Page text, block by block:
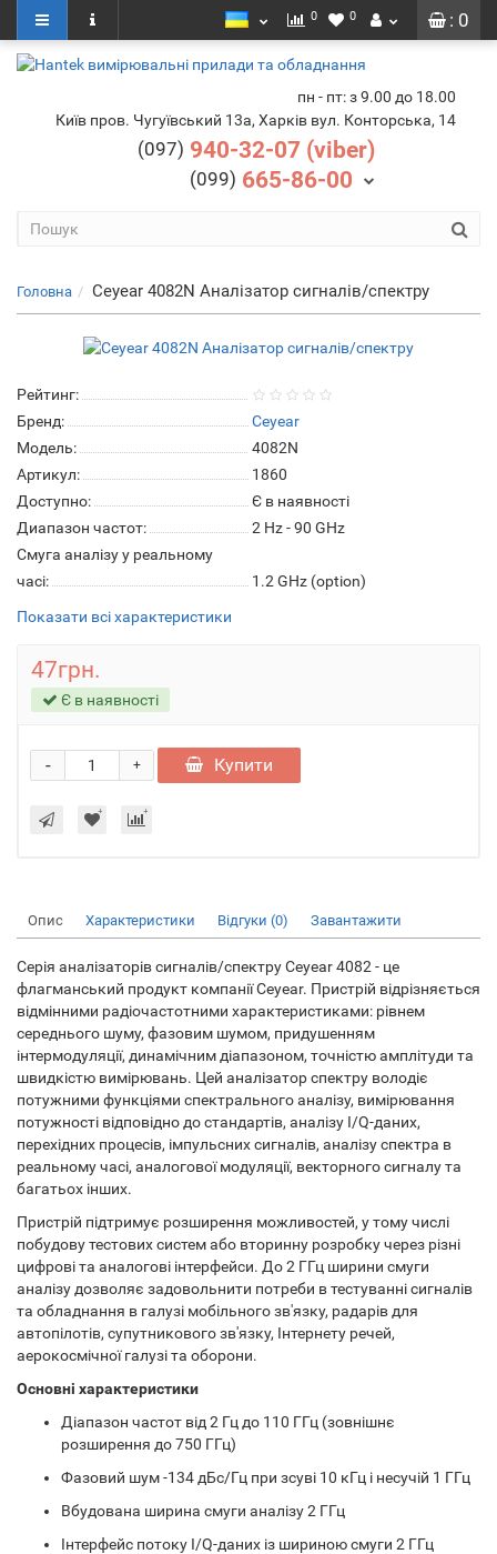
: 0
0 0
пн - пт: з 9.00 до 18.00
Київ пров. Чугуївський 13а, Харків вул. Конторська, 14
(097) 940-32-07 (viber)
(099) 665-86-00
Головна Ceyear 4082N Аналізатор сигналів/спектру
Рейтинг:
Бренд:
Ceyear
Модель:
4082N
Артикул:
1860
Доступно:
Є в наявності
Диапазон частот:
2 Hz - 90 GHz
Смуга аналізу у реальному
часі:
1.2 GHz (option)
Показати всі характеристики
47грн.
Є в наявності
+
- Купити
Опис Характеристики Відгуки (0) Завантажити
Серія аналізаторів сигналів/спектру Ceyear 4082 - це
флагманський продукт компанії Ceyear. Пристрій відрізняється
відмінними радіочастотними характеристиками: рівнем
середнього шуму, фазовим шумом, придушенням
інтермодуляції, динамічним діапазоном, точністю амплітуди та
швидкістю вимірювань. Цей аналізатор спектру володіє
потужними функціями спектрального аналізу, вимірювання
потужності відповідно до стандартів, аналізу I/Q-даних,
перехідних процесів, імпульсних сигналів, аналізу спектра в
реальному часі, аналогової модуляції, векторного сигналу та
багатьох інших.
Пристрій підтримує розширення можливостей, у тому числі
побудову тестових систем або вторинну розробку через різні
цифрові та аналогові інтерфейси. До 2 ГГц ширини смуги
аналізу дозволяє задовольнити потреби в тестуванні сигналів
та обладнання в галузі мобільного зв'язку, радарів для
автопілотів, супутникового зв'язку, Інтернету речей,
аерокосмічної галузі та оборони.
Основні характеристики
Діапазон частот від 2 Гц до 110 ГГц (зовнішнє
розширення до 750 ГГц)
Фазовий шум -134 дБс/Гц при зсуві 10 кГц і несучій 1 ГГц
Вбудована ширина смуги аналізу 2 ГГц
Інтерфейс потоку I/Q-даних із шириною смуги 2 ГГц